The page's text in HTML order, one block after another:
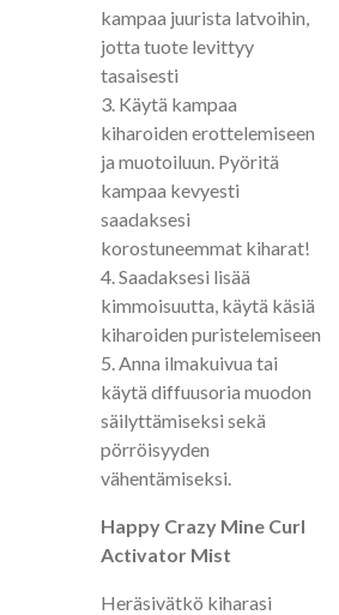
kampaa juurista latvoihin,
jotta tuote levittyy
tasaisesti
3. Käytä kampaa
kiharoiden erottelemiseen
ja muotoiluun. Pyöritä
kampaa kevyesti
saadaksesi
korostuneemmat kiharat!
4. Saadaksesi lisää
kimmoisuutta, käytä käsiä
kiharoiden puristelemiseen
5. Anna ilmakuivua tai
käytä diffuusoria muodon
säilyttämiseksi sekä
pörröisyyden
vähentämiseksi.
Happy Crazy Mine Curl
Activator Mist
Heräsivätkö kiharasi